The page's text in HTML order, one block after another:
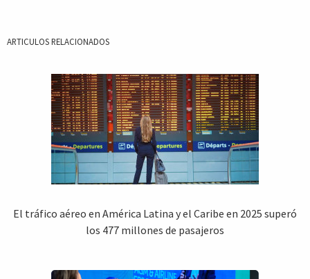
ARTICULOS RELACIONADOS
El tráfico aéreo en América Latina y el Caribe en 2025 superó
los 477 millones de pasajeros